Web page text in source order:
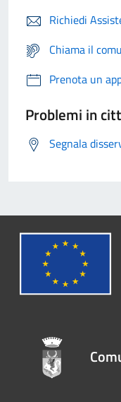
Richiedi
Chiama il
Prenota un
Problemi in
Segnala